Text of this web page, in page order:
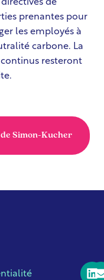
de
prenantes pour
les employés à
carbone. La
resteront
Simon-Kucher